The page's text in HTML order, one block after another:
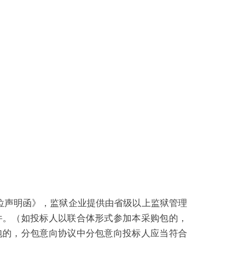
明函》，监狱企业提供由省级以上监狱管理
（如投标人以联合体形式参加本采购包的，
，分包意向协议中分包意向投标人应当符合